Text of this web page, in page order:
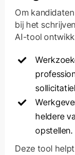
Om
bij het
AI-tool
heldere
opstellen.
Deze tool